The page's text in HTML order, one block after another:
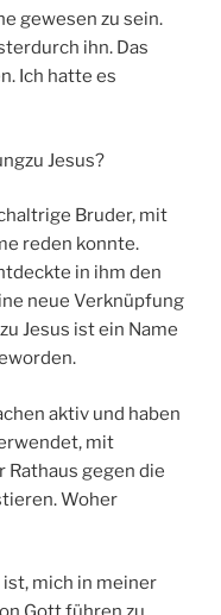
gewesen zu sein.
ihn. Das
Ich hatte es
Jesus?
Bruder, mit
reden konnte.
in ihm den
neue Verknüpfung
Jesus ist ein Name
aktiv und haben
mit
gegen die
Woher
mich in meiner